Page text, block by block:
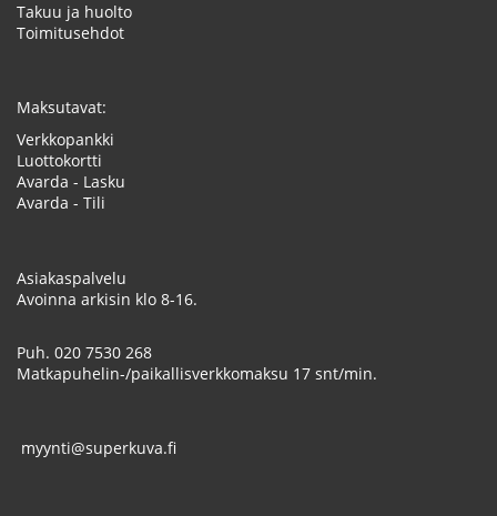
Takuu ja huolto
Toimitusehdot
Maksutavat:
Verkkopankki
Luottokortti
Avarda - Lasku
Avarda - Tili
Asiakaspalvelu
Avoinna arkisin klo 8-16.
Puh. 020 7530 268
Matkapuhelin-/paikallisverkkomaksu 17 snt/min.
myynti@superkuva.fi